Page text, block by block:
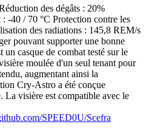
des dégâts : 20%
-40 / 70 °C Protection contre les
des radiations : 145,8 REM/s
pouvant supporter une bonne
casque de combat testé sur le
moulée d'un seul tenant pour
augmentant ainsi la
Cry-Astro a été conçue
La visière est compatible avec le
SPEED0U/Scefra